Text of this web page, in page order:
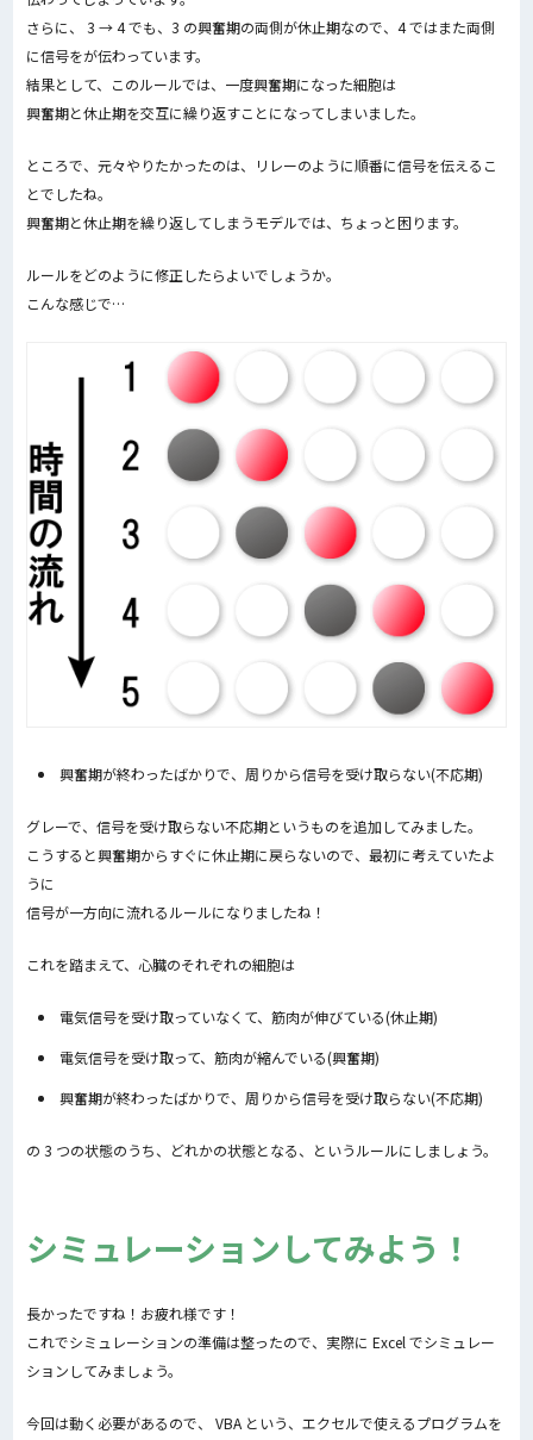
さらに、 3 → 4 でも、3 の興奮期の両側が休止期なので、4 ではまた両側
に信号をが伝わっています。
結果として、このルールでは、一度興奮期になった細胞は
興奮期と休止期を交互に繰り返すことになってしまいました。
ところで、元々やりたかったのは、リレーのように順番に信号を伝えるこ
とでしたね。
興奮期と休止期を繰り返してしまうモデルでは、ちょっと困ります。
ルールをどのように修正したらよいでしょうか。
こんな感じで…
興奮期が終わったばかりで、周りから信号を受け取らない(不応期)
グレーで、信号を受け取らない不応期というものを追加してみました。
こうすると興奮期からすぐに休止期に戻らないので、最初に考えていたよ
うに
信号が一方向に流れるルールになりましたね！
これを踏まえて、心臓のそれぞれの細胞は
電気信号を受け取っていなくて、筋肉が伸びている(休止期)
電気信号を受け取って、筋肉が縮んでいる(興奮期)
興奮期が終わったばかりで、周りから信号を受け取らない(不応期)
の 3 つの状態のうち、どれかの状態となる、というルールにしましょう。
シミュレーションしてみよう！
長かったですね！お疲れ様です！
これでシミュレーションの準備は整ったので、実際に Excel でシミュレー
ションしてみましょう。
今回は動く必要があるので、 VBA という、エクセルで使えるプログラムを